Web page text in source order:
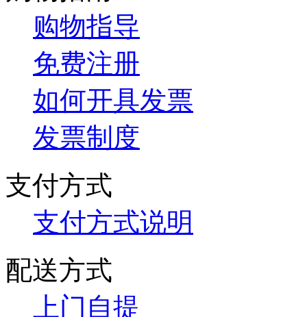
购物指导
免费注册
如何开具发票
发票制度
支付方式
支付方式说明
配送方式
上门自提